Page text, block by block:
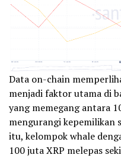
Data on-chain
menjadi faktor utama di
yang memegang antara
mengurangi kepemilikan
itu, kelompok whale
100 juta XRP melepas